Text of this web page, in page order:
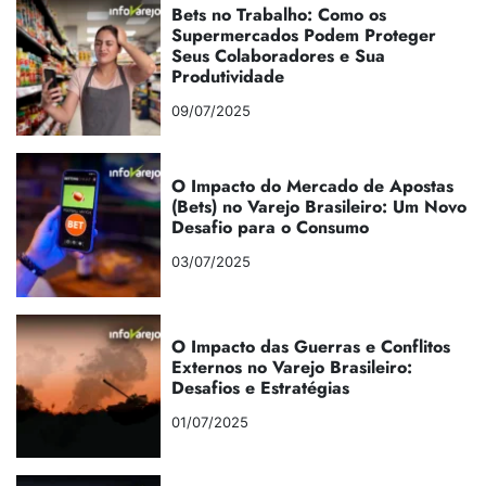
Bets no Trabalho: Como os
Supermercados Podem Proteger
Seus Colaboradores e Sua
Produtividade
09/07/2025
O Impacto do Mercado de Apostas
(Bets) no Varejo Brasileiro: Um Novo
Desafio para o Consumo
03/07/2025
O Impacto das Guerras e Conflitos
Externos no Varejo Brasileiro:
Desafios e Estratégias
01/07/2025